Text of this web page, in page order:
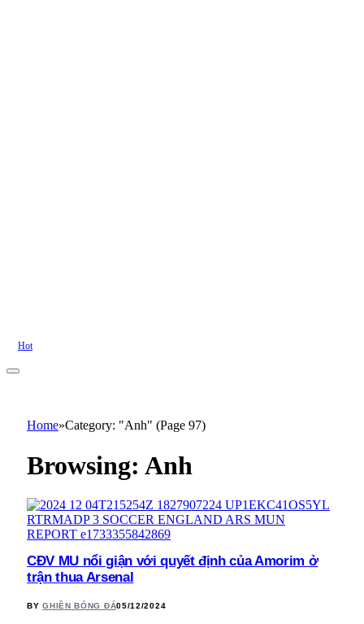
Hot
Home»Category: "Anh" (Page 97)
Browsing: Anh
CĐV MU nổi giận với quyết định của Amorim ở
trận thua Arsenal
BY GHIỀN BÓNG ĐÁ05/12/2024